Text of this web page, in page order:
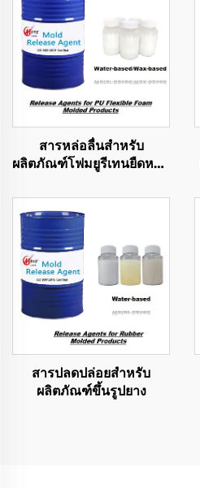
สารหล่อลื่นสำหรับ
ผลิตภัณฑ์โฟมยูรีเทนยืดหยุ่น
สารปลดปล่อยสำหรับ
ผลิตภัณฑ์ขึ้นรูปยาง